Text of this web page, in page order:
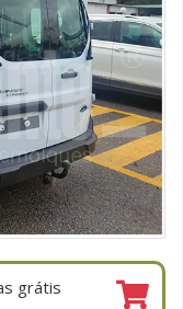
grátis